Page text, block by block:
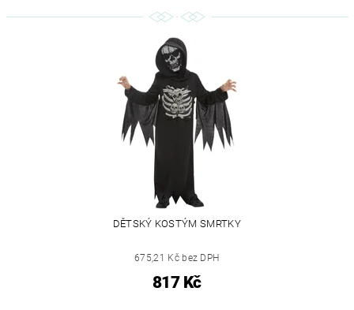
DĚTSKÝ KOSTÝM SMRTKY
675,21 Kč bez DPH
817 Kč